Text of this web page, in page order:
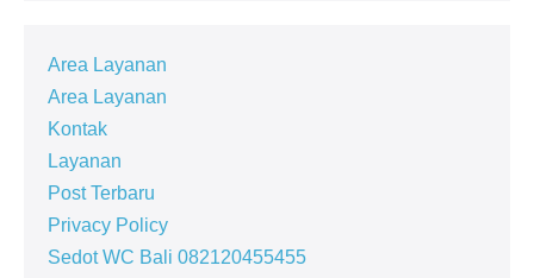
Area Layanan
Area Layanan
Kontak
Layanan
Post Terbaru
Privacy Policy
Sedot WC Bali 082120455455